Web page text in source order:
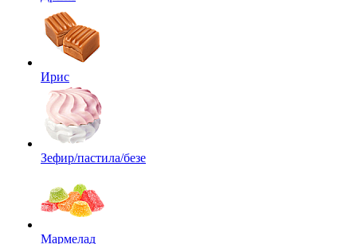
Ирис
Зефир/пастила/безе
Мармелад